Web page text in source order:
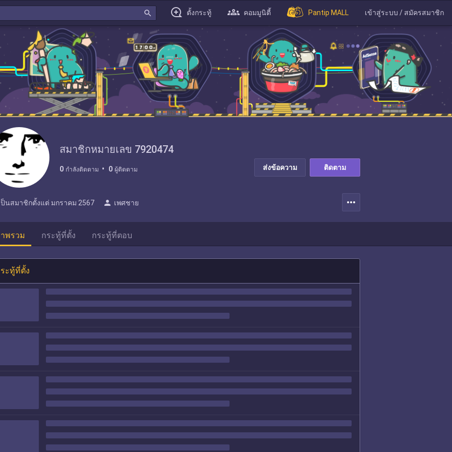
search ตั้งกระทู้ คอมมูนิตี้ Pantip MALL เข้าสู่ระบบ / สมัครสมาชิก
สมาชิกหมายเลข 7920474
0 กำลังติดตาม 0 ผู้ติดตาม ส่งข้อความ ติดตาม
ป็นสมาชิกตั้งแต่ มกราคม 2567 person เพศชาย more_horiz
พรวม กระทู้ที่ตั้ง กระทู้ที่ตอบ
ะทู้ที่ตั้ง